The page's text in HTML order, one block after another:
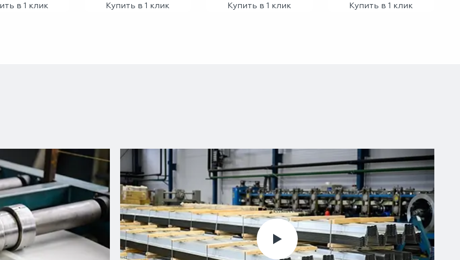
в 1 клик
Купить в 1 клик
Купить в 1 клик
Купить в 1 клик